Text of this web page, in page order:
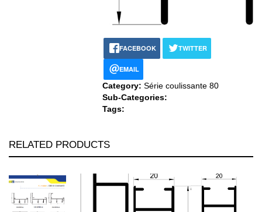
FACEBOOK TWITTER
EMAIL
Category: Série coulissante 80
Sub-Categories:
Tags:
RELATED PRODUCTS